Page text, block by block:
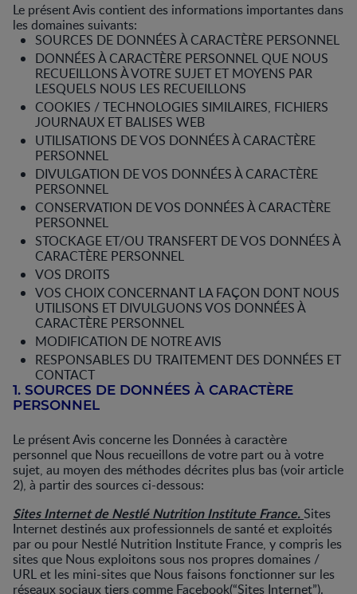
Le présent Avis contient des informations importantes dans
les domaines suivants:
SOURCES DE DONNÉES À CARACTÈRE PERSONNEL
DONNÉES À CARACTÈRE PERSONNEL QUE NOUS
RECUEILLONS À VOTRE SUJET ET MOYENS PAR
LESQUELS NOUS LES RECUEILLONS
COOKIES / TECHNOLOGIES SIMILAIRES, FICHIERS
JOURNAUX ET BALISES WEB
UTILISATIONS DE VOS DONNÉES À CARACTÈRE
PERSONNEL
DIVULGATION DE VOS DONNÉES À CARACTÈRE
PERSONNEL
CONSERVATION DE VOS DONNÉES À CARACTÈRE
PERSONNEL
STOCKAGE ET/OU TRANSFERT DE VOS DONNÉES À
CARACTÈRE PERSONNEL
VOS DROITS
VOS CHOIX CONCERNANT LA FAÇON DONT NOUS
UTILISONS ET DIVULGUONS VOS DONNÉES À
CARACTÈRE PERSONNEL
MODIFICATION DE NOTRE AVIS
RESPONSABLES DU TRAITEMENT DES DONNÉES ET
CONTACT
1. SOURCES DE DONNÉES À CARACTÈRE
PERSONNEL
Le présent Avis concerne les Données à caractère
personnel que Nous recueillons de votre part ou à votre
sujet, au moyen des méthodes décrites plus bas (voir article
2), à partir des sources ci-dessous:
Sites Internet de Nestlé Nutrition Institute France.Sites
Internet destinés aux professionnels de santé et exploités
par ou pour Nestlé Nutrition Institute France, y compris les
sites que Nous exploitons sous nos propres domaines /
URL et les mini-sites que Nous faisons fonctionner sur les
réseaux sociaux tiers comme Facebook(“Sites Internet”).